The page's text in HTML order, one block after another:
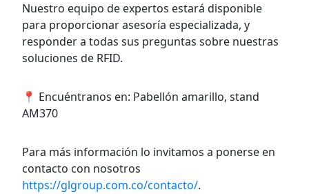
Nuestro equipo de expertos estará disponible
para proporcionar asesoría especializada, y
responder a todas sus preguntas sobre nuestras
soluciones de RFID.
📍 Encuéntranos en: Pabellón amarillo, stand
AM370
Para más información lo invitamos a ponerse en
contacto con nosotros
https://glgroup.com.co/contacto/.